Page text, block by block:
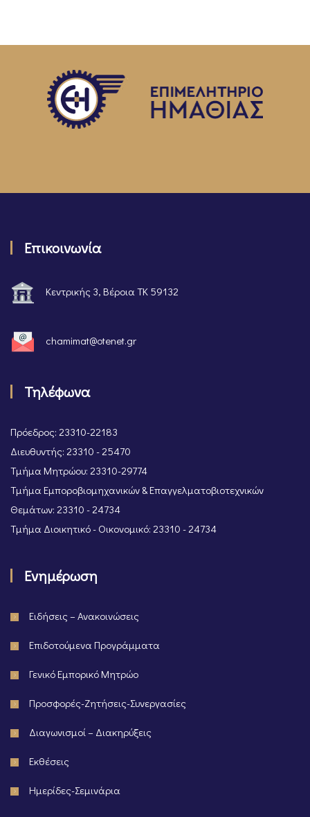
Επικοινωνία
Κεντρικής 3, Βέροια ΤΚ 59132
chamimat@otenet.gr
Τηλέφωνα
Πρόεδρος: 23310-22183
Διευθυντής: 23310 - 25470
Τμήμα Μητρώου: 23310-29774
Τμήμα Εμποροβιομηχανικών & Επαγγελματοβιοτεχνικών
Θεμάτων: 23310 - 24734
Τμήμα Διοικητικό - Οικονομικό: 23310 - 24734
Ενημέρωση
Ειδήσεις – Ανακοινώσεις
Επιδοτούμενα Προγράμματα
Γενικό Εμπορικό Μητρώο
Προσφορές-Ζητήσεις-Συνεργασίες
Διαγωνισμοί – Διακηρύξεις
Εκθέσεις
Ημερίδες-Σεμινάρια